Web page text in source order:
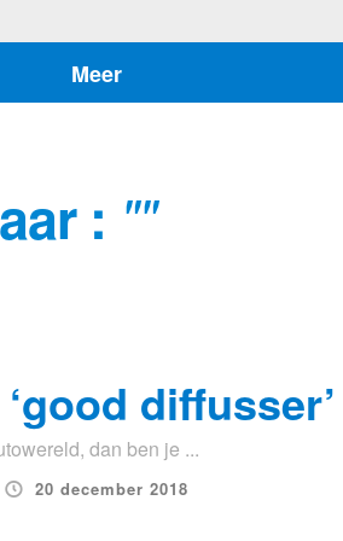
Meer
: ""
diffusser’
dan ben je ...
20 december 2018